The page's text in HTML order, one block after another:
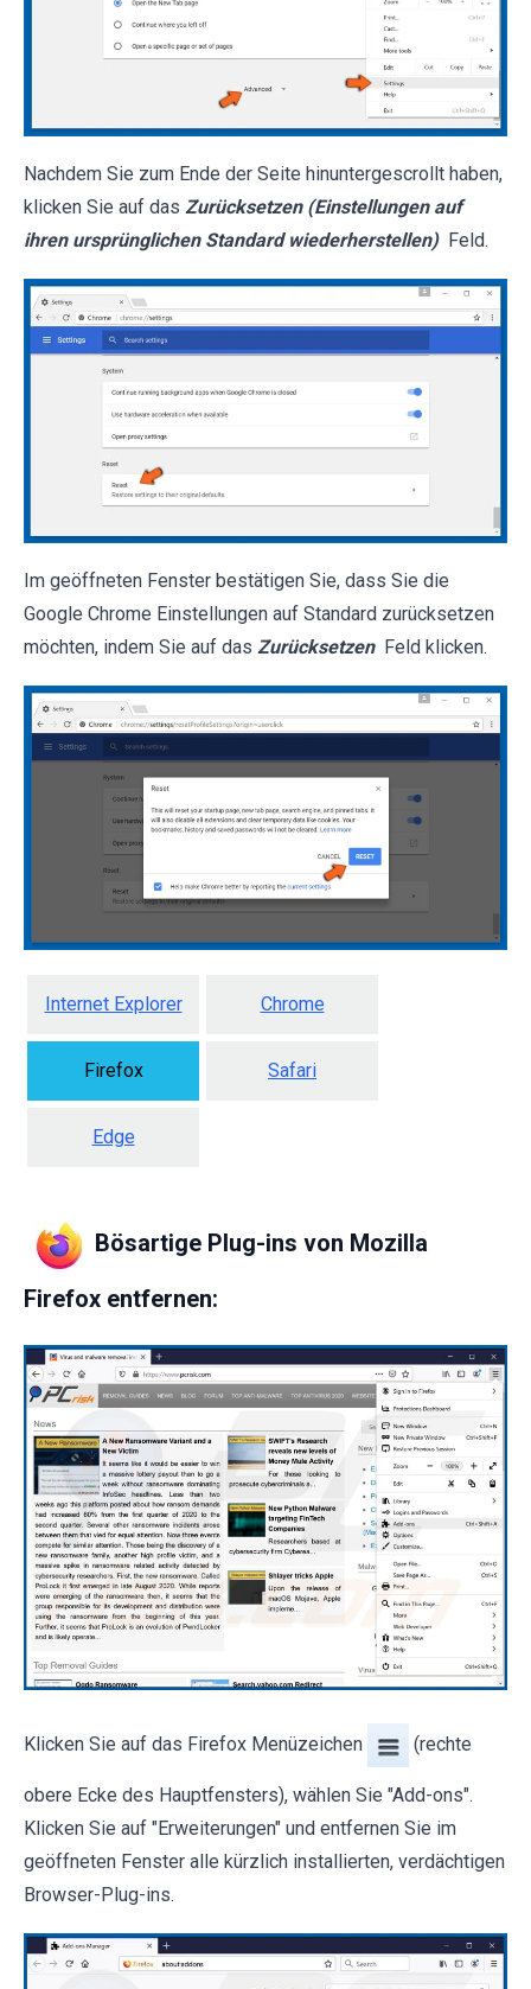
Nachdem Sie zum Ende der Seite hinuntergescrollt haben,
klicken Sie auf das Zurücksetzen (Einstellungen auf
ihren ursprünglichen Standard wiederherstellen) Feld.
Im geöffneten Fenster bestätigen Sie, dass Sie die
Google Chrome Einstellungen auf Standard zurücksetzen
möchten, indem Sie auf das Zurücksetzen Feld klicken.
Internet Explorer Chrome
Firefox Safari
Edge
Bösartige Plug-ins von Mozilla
Firefox entfernen:
Klicken Sie auf das Firefox Menüzeichen (rechte
obere Ecke des Hauptfensters), wählen Sie "Add-ons".
Klicken Sie auf "Erweiterungen" und entfernen Sie im
geöffneten Fenster alle kürzlich installierten, verdächtigen
Browser-Plug-ins.